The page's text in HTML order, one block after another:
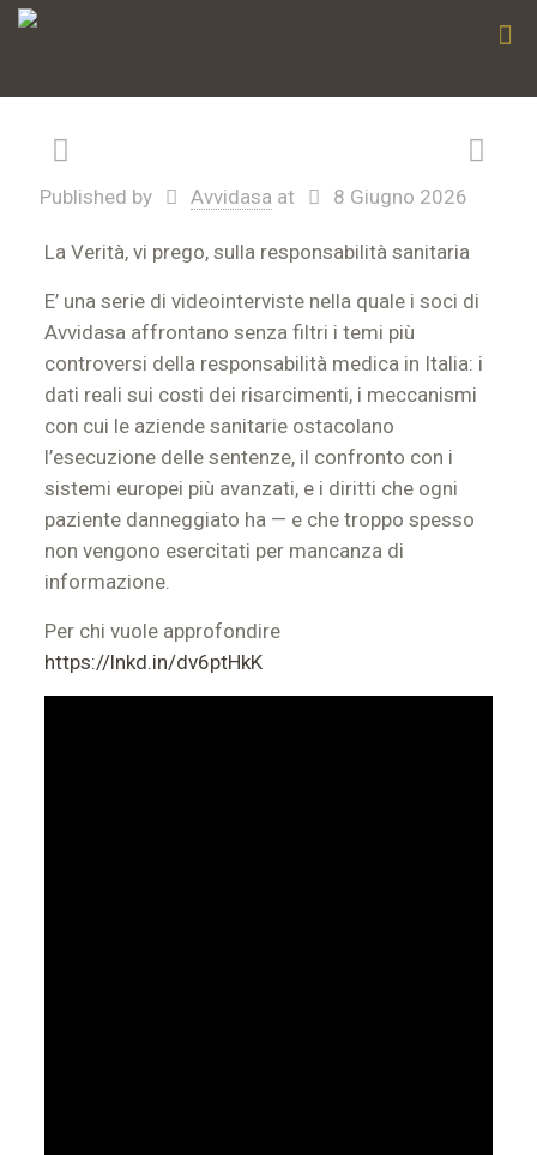
Published by Avvidasa at 8 Giugno 2026
La Verità, vi prego, sulla responsabilità sanitaria
E’ una serie di videointerviste nella quale i soci di
Avvidasa affrontano senza filtri i temi più
controversi della responsabilità medica in Italia: i
dati reali sui costi dei risarcimenti, i meccanismi
con cui le aziende sanitarie ostacolano
l’esecuzione delle sentenze, il confronto con i
sistemi europei più avanzati, e i diritti che ogni
paziente danneggiato ha — e che troppo spesso
non vengono esercitati per mancanza di
informazione.
Per chi vuole approfondire
https://lnkd.in/dv6ptHkK